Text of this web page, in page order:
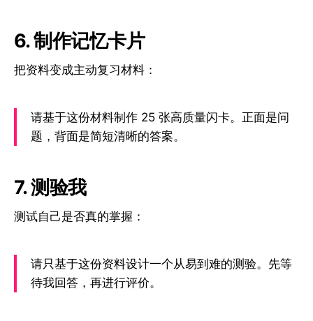
6. 制作记忆卡片
把资料变成主动复习材料：
请基于这份材料制作 25 张高质量闪卡。正面是问
题，背面是简短清晰的答案。
7. 测验我
测试自己是否真的掌握：
请只基于这份资料设计一个从易到难的测验。先等
待我回答，再进行评价。